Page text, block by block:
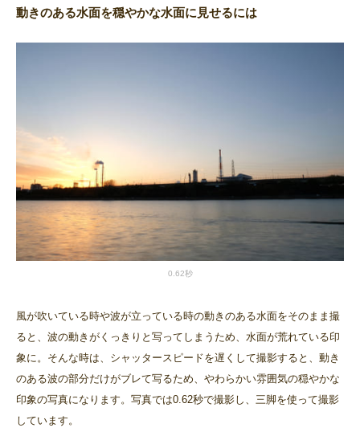
動きのある水面を穏やかな水面に見せるには
0.62秒
風が吹いている時や波が立っている時の動きのある水面をそのまま撮
ると、波の動きがくっきりと写ってしまうため、水面が荒れている印
象に。そんな時は、シャッタースピードを遅くして撮影すると、動き
のある波の部分だけがブレて写るため、やわらかい雰囲気の穏やかな
印象の写真になります。写真では0.62秒で撮影し、三脚を使って撮影
しています。